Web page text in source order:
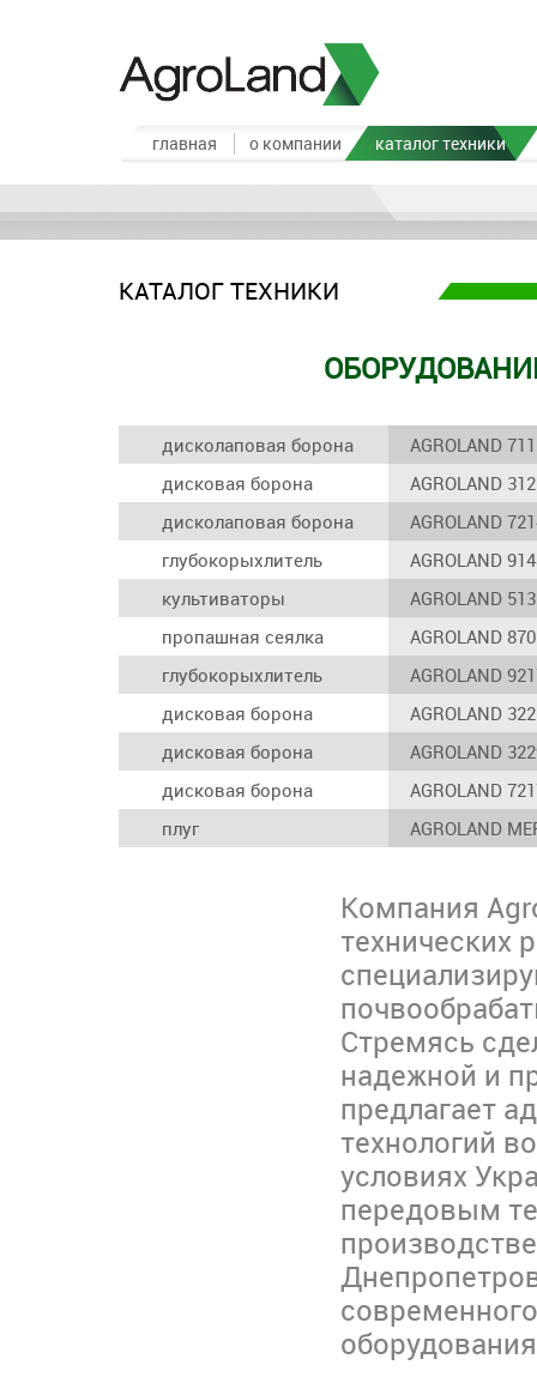
главная о компании каталог техники
КАТАЛОГ ТЕХНИКИ
дисколаповая борона
AGROLAND
дисковая борона
AGROLAND
дисколаповая борона
AGROLAND
глубокорыхлитель
AGROLAND
культиваторы
AGROLAND
5144
пропашная сеялка
AGROLAND 870
глубокорыхлитель
АGROLAND
дисковая борона
AGROLAND
дисковая борона
AGROLAND
дисковая борона
AGROLAND
плуг
AGROLAND
Компания
технических
Стремясь
надежной и
предлагает
технологий
условиях
передовым